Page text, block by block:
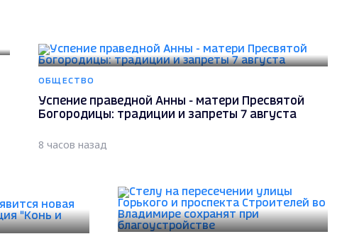
ОБЩЕСТВО
Успение праведной Анны - матери Пресвятой
Богородицы: традиции и запреты 7 августа
8 часов назад